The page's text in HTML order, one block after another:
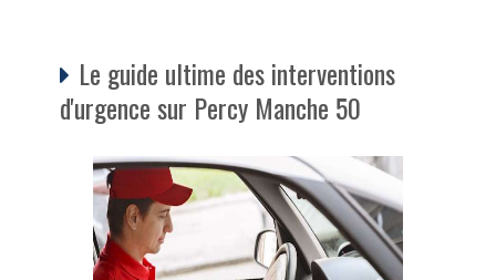
Le guide ultime des interventions
d'urgence sur Percy Manche 50